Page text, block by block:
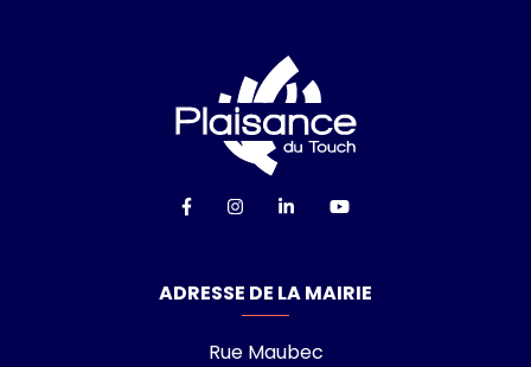
Lien vers le compte Facebook
Lien vers le compte Instagram
Lien vers le compte
Lien vers la chaîne
ADRESSE DE LA MAIRIE
Rue Maubec